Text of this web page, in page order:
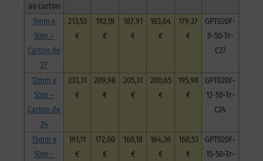
au carton
9mm x
50m –
Carton de
27
213,53
€
192,18
€
187,91
€
183,64
€
179,37
€
GPT020F-
9-50-Tr-
C27
12mm x
50m –
Carton de
24
233,31
€
209,98
€
205,31
€
200,65
€
195,98
€
GPT020F-
12-50-Tr-
C24
15mm x
50m –
191,11
€
172,00
€
168,18
€
164,36
€
160,53
€
GPT020F-
15-50-Tr-